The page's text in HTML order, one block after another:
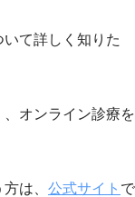
いて詳しく知りた
オンライン診療を
は、 公式サイト で